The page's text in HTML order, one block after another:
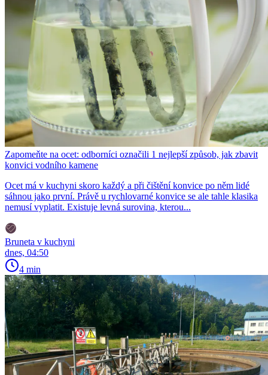
Zapomeňte na ocet: odborníci označili 1 nejlepší způsob, jak zbavit
konvici vodního kamene
Ocet má v kuchyni skoro každý a při čištění konvice po něm lidé
sáhnou jako první. Právě u rychlovarné konvice se ale tahle klasika
nemusí vyplatit. Existuje levná surovina, kterou...
Bruneta v kuchyni
dnes, 04:50
4 min